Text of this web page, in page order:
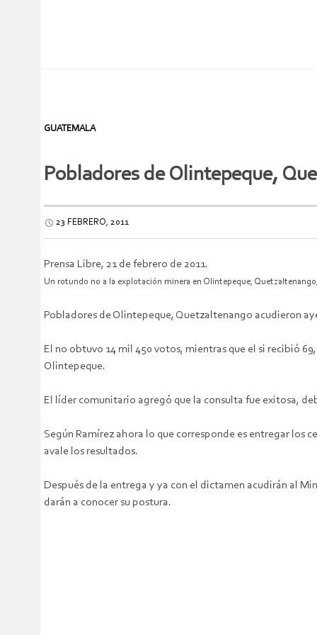
GUATEMALA
Pobladores de Olintepeque,
23 FEBRERO, 2011
Prensa Libre, 21 de febrero de 2011.
Un rotundo no a la explotación minera en Olintepeque,
Pobladores de Olintepeque, Quetzaltenango acudieron
El no obtuvo 14 mil 450 votos, mientras que el si recibió
Olintepeque.
El líder comunitario agregó que la consulta fue exitosa,
Según Ramírez ahora lo que corresponde es entregar los
avale los resultados.
Después de la entrega y ya con el dictamen acudirán al
darán a conocer su postura.